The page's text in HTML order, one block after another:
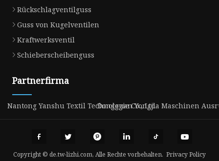
Rückschlagventilguss
Guss von Kugelventilen
Kraftwerksventil
Schieberscheibenguss
Partnerfirma
Nantong Yanshu Textil Technologie Co., Ltd.
Dongguan Yongjia Maschinen
Copyright © de.tw-lizhi.com, Alle Rechte vorbehalten. Privacy Policy